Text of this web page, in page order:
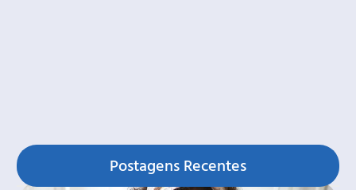
Postagens Recentes